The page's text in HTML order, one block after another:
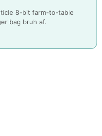
8-bit farm-to-table
bag bruh af.